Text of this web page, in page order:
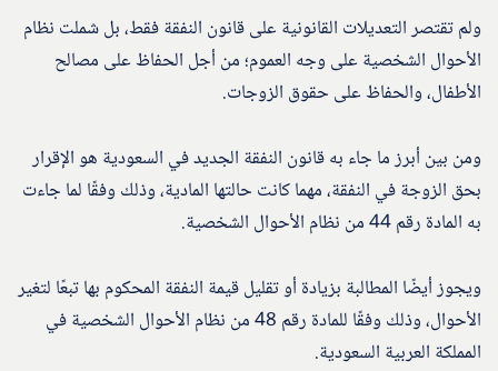
ولم تقتصر التعديلات القانونية على قانون النفقة فقط، بل شملت نظام
الأحوال الشخصية على وجه العموم؛ من أجل الحفاظ على مصالح
الأطفال، والحفاظ على حقوق الزوجات.
ومن بين أبرز ما جاء به قانون النفقة الجديد في السعودية هو الإقرار
بحق الزوجة في النفقة، مهما كانت حالتها المادية، وذلك وفقًا لما جاءت
به المادة رقم 44 من نظام الأحوال الشخصية.
ويجوز أيضًا المطالبة بزيادة أو تقليل قيمة النفقة المحكوم بها تبعًا لتغير
الأحوال، وذلك وفقًا للمادة رقم 48 من نظام الأحوال الشخصية في
المملكة العربية السعودية.